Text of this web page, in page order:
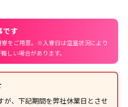
です
をご用意。※入寮日は空室状況により
しい場合があります。
が、下記期間を弊社休業日とさせ